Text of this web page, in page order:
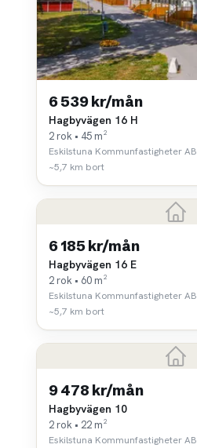
6 539 kr/mån
Hagbyvägen 16 H
2 rok • 45 m²
Eskilstuna Kommunfastigheter AB
~5,7 km bort
6 185 kr/mån
Hagbyvägen 16 E
2 rok • 60 m²
Eskilstuna Kommunfastigheter AB
~5,7 km bort
9 478 kr/mån
Hagbyvägen 10
2 rok • 22 m²
Eskilstuna Kommunfastigheter AB